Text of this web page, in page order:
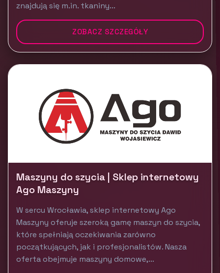
znajdują się m.in. tkaniny...
ZOBACZ SZCZEGÓŁY
Maszyny do szycia | Sklep internetowy
Ago Maszyny
W sercu Wrocławia, sklep internetowy Ago
Maszyny oferuje szeroką gamę maszyn do szycia,
które spełniają oczekiwania zarówno
początkujących, jak i profesjonalistów. Nasza
oferta obejmuje maszyny domowe,...